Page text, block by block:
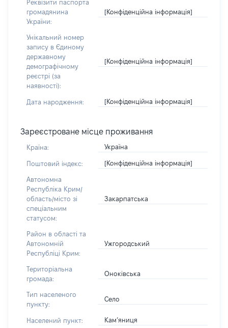
Реквізити паспорта
громадянина
України:
[Конфіденційна інформація]
Унікальний номер
запису в Єдиному
державному
демографічному
реєстрі (за
наявності):
[Конфіденційна інформація]
Дата народження: [Конфіденційна інформація]
Зареєстроване місце проживання
Країна: Україна
Поштовий індекс: [Конфіденційна інформація]
Автономна
Республіка Крим/
область/місто зі
спеціальним
статусом:
Закарпатська
Район в області та
Автономній
Республіці Крим:
Ужгородський
Територіальна
громада:
Оноківська
Тип населеного
пункту:
Село
Населений пункт: Кам’яниця